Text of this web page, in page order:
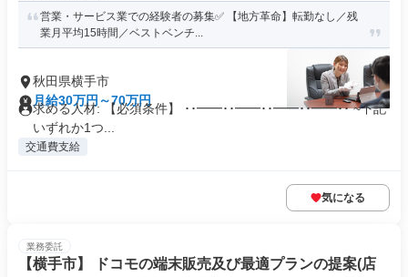
営業・サービス業での経験者の募集✅ 【地方革命】転勤なし／残
業月平均15時間／ベストベンチ...
秋田県横手市
月給30万円～70万円
求める人材: 【必須条件】 ･･━━･･━━･･━━･･━━･･ ~下記
いずれか1つ...
交通費支給
気になる
業務委託
【横手市】 ドコモの端末販売及び最適プランの提案(店